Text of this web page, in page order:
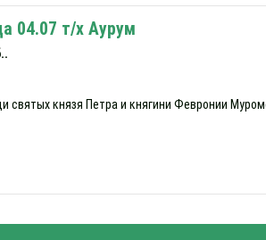
04.07 т/х Аурум
князя Петра и княгини Февронии